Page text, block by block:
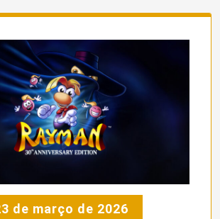
de março de 2026